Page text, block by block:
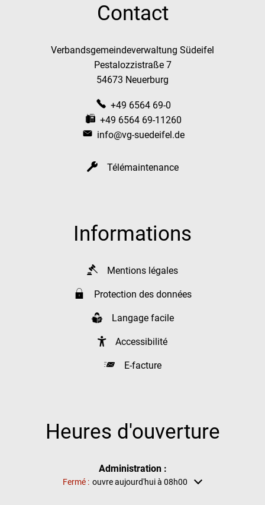
Contact
Verbandsgemeindeverwaltung Südeifel
Pestalozzistraße 7
54673 Neuerburg
+49 6564 69-0
+49 6564 69-11260
info@vg-suedeifel.de
Télémaintenance
Informations
Mentions légales
Protection des données
Langage facile
Accessibilité
E-facture
Heures d'ouverture
Administration :
Cliquez pour masquer d'autres heures d'ouverture ou de
Fermé : ouvre aujourd'hui à 08h00